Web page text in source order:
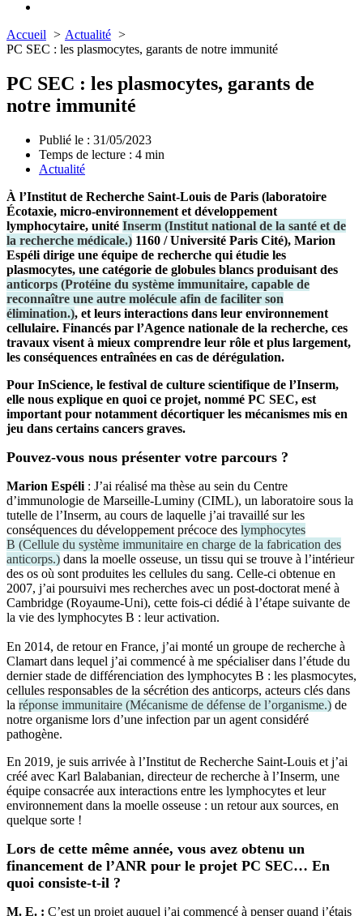
Accueil
Actualité
PC SEC : les plasmocytes, garants de notre immunité
PC SEC : les plasmocytes, garants de
notre immunité
Publié le : 31/05/2023
Temps de lecture : 4 min
Actualité
À l’Institut de Recherche Saint-Louis de Paris (laboratoire
Écotaxie, micro-environnement et développement
lymphocytaire, unité Inserm (Institut national de la santé et de
la recherche médicale.) 1160 / Université Paris Cité), Marion
Espéli dirige une équipe de recherche qui étudie les
plasmocytes, une catégorie de globules blancs produisant des
anticorps (Protéine du système immunitaire, capable de
reconnaître une autre molécule afin de faciliter son
élimination.), et leurs interactions dans leur environnement
cellulaire. Financés par l’Agence nationale de la recherche, ces
travaux visent à mieux comprendre leur rôle et plus largement,
les conséquences entraînées en cas de dérégulation.
Pour InScience, le festival de culture scientifique de l’Inserm,
elle nous explique en quoi ce projet, nommé PC SEC, est
important pour notamment décortiquer les mécanismes mis en
jeu dans certains cancers graves.
Pouvez-vous nous présenter votre parcours ?
Marion Espéli : J’ai réalisé ma thèse au sein du Centre
d’immunologie de Marseille-Luminy (CIML), un laboratoire sous la
tutelle de l’Inserm, au cours de laquelle j’ai travaillé sur les
conséquences du développement précoce des lymphocytes
B (Cellule du système immunitaire en charge de la fabrication des
anticorps.) dans la moelle osseuse, un tissu qui se trouve à l’intérieur
des os où sont produites les cellules du sang. Celle-ci obtenue en
2007, j’ai poursuivi mes recherches avec un post-doctorat mené à
Cambridge (Royaume-Uni), cette fois-ci dédié à l’étape suivante de
la vie des lymphocytes B : leur activation.
En 2014, de retour en France, j’ai monté un groupe de recherche à
Clamart dans lequel j’ai commencé à me spécialiser dans l’étude du
dernier stade de différenciation des lymphocytes B : les plasmocytes,
cellules responsables de la sécrétion des anticorps, acteurs clés dans
la réponse immunitaire (Mécanisme de défense de l’organisme.) de
notre organisme lors d’une infection par un agent considéré
pathogène.
En 2019, je suis arrivée à l’Institut de Recherche Saint-Louis et j’ai
créé avec Karl Balabanian, directeur de recherche à l’Inserm, une
équipe consacrée aux interactions entre les lymphocytes et leur
environnement dans la moelle osseuse : un retour aux sources, en
quelque sorte !
Lors de cette même année, vous avez obtenu un
financement de l’ANR pour le projet PC SEC… En
quoi consiste-t-il ?
M. E. : C’est un projet auquel j’ai commencé à penser quand j’étais